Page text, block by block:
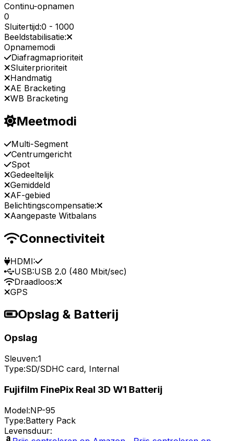
Continu-opnamen
0
Sluitertijd:0 - 1000
Beeldstabilisatie:
Opnamemodi
Diafragmaprioriteit
Sluiterprioriteit
Handmatig
AE Bracketing
WB Bracketing
Meetmodi
Multi-Segment
Centrumgericht
Spot
Gedeeltelijk
Gemiddeld
AF-gebied
Belichtingscompensatie:
Aangepaste Witbalans
Connectiviteit
HDMI:
USB:USB 2.0 (480 Mbit/sec)
Draadloos:
GPS
Opslag & Batterij
Opslag
Sleuven:1
Type:SD/SDHC card, Internal
Fujifilm FinePix Real 3D W1 Batterij
Model:NP-95
Type:Battery Pack
Levensduur: